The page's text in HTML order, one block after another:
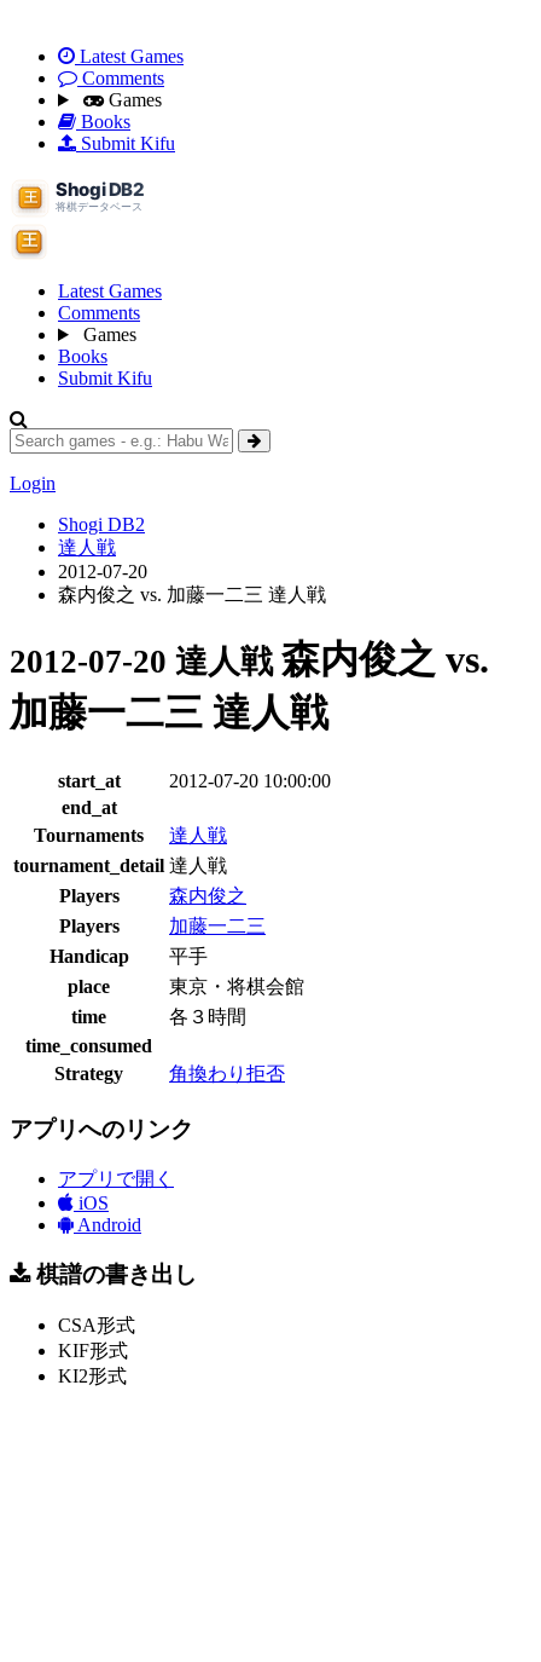
Latest Games
Comments
Games
Books
Submit Kifu
Latest Games
Comments
Games
Books
Submit Kifu
Login
Shogi DB2
達人戦
2012-07-20
森内俊之 vs. 加藤一二三 達人戦
2012-07-20 達人戦 森内俊之 vs.
加藤一二三 達人戦
start_at
2012-07-20 10:00:00
end_at
Tournaments
達人戦
tournament_detail 達人戦
Players
森内俊之
Players
加藤一二三
Handicap
平手
place
東京・将棋会館
time
各３時間
time_consumed
Strategy
角換わり拒否
アプリへのリンク
アプリで開く
iOS
Android
棋譜の書き出し
CSA形式
KIF形式
KI2形式